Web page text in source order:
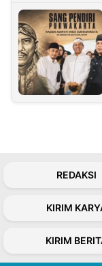
REDAKSI
KIRIM
KIRIM